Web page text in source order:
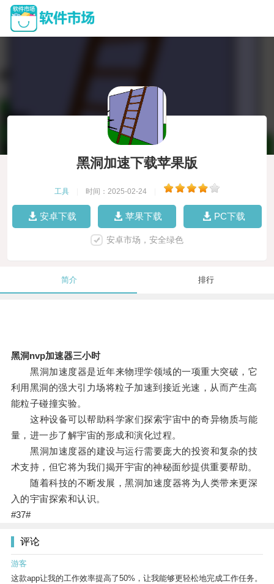
黑洞加速下载苹果版
工具 时间：2025-02-24
安卓下载 苹果下载 PC下载
安卓市场，安全绿色
简介 排行
黑洞nvp加速器三小时
黑洞加速度器是近年来物理学领域的一项重大突破，它
利用黑洞的强大引力场将粒子加速到接近光速，从而产生高
能粒子碰撞实验。
这种设备可以帮助科学家们探索宇宙中的奇异物质与能
量，进一步了解宇宙的形成和演化过程。
黑洞加速度器的建设与运行需要庞大的投资和复杂的技
术支持，但它将为我们揭开宇宙的神秘面纱提供重要帮助。
随着科技的不断发展，黑洞加速度器将为人类带来更深
入的宇宙探索和认识。
#37#
评论
游客
这款app让我的工作效率提高了50%，让我能够更轻松地完成工作任务。